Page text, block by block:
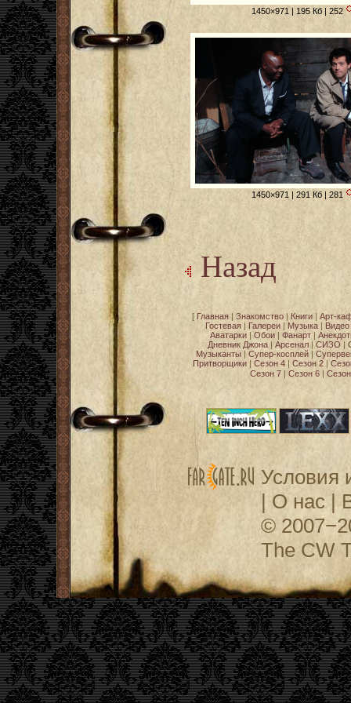
1450×971 | 195 Кб | 252
1450×971 | 291 Кб | 281
Назад
[ Главная| Знакомство| Книги| Арт-
Гостевая | Галереи | Музыка | Видео
Аватарки | Обои | Фанарт |
Дневник Джона| Арсенал| СИЗО |
Музыканты | Супер-косплей |
Притворщики | Сезон 4 | Сезон 2 |
Сезон 7| Сезон 6|
Условия
| О нас|
©
The CW